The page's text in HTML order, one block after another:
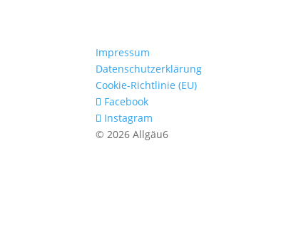
Impressum
Datenschutzerklärung
Cookie-Richtlinie (EU)
Facebook
Instagram
© 2026 Allgäu6